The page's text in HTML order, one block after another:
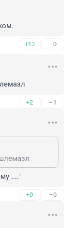
+13 –0
+2 –1
...."
+0 –0